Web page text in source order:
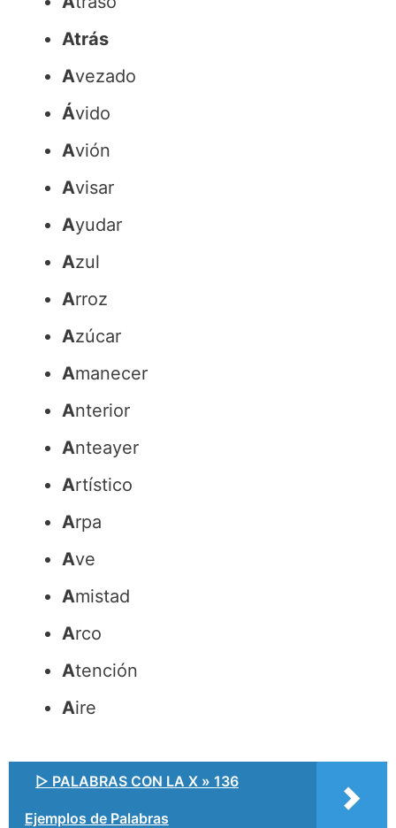
Atrás
Avezado
Ávido
Avión
Avisar
Ayudar
Azul
Arroz
Azúcar
Amanecer
Anterior
Anteayer
Artístico
Arpa
Ave
Amistad
Arco
Atención
Aire
▷ PALABRAS CON LA X » 136
Ejemplos de Palabras